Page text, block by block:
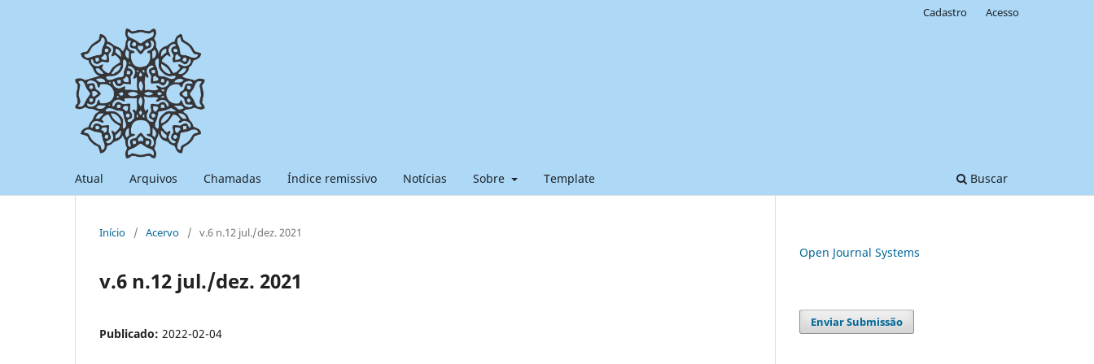
Atual Arquivos Chamadas Índice remissivo Notícias Sobre Template Buscar
Cadastro Acesso
Início / Acervo / v.6 n.12 jul./dez. 2021
v.6 n.12 jul./dez. 2021
Publicado: 2022-02-04
Open Journal Systems
Enviar Submissão